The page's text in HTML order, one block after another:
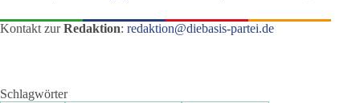
Kontakt zurRedaktion: redaktion@diebasis-partei.de
Schlagwörter